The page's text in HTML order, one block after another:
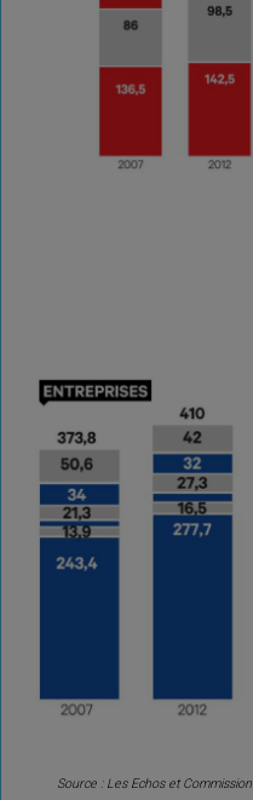
Source : Les Echos et